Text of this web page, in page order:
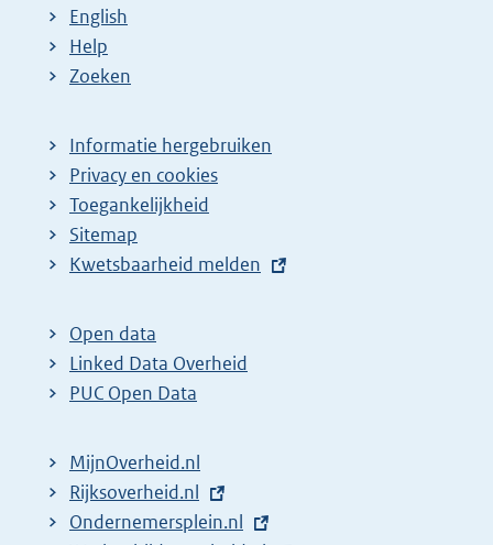
English
Help
Zoeken
Informatie hergebruiken
Privacy en cookies
Toegankelijkheid
Sitemap
E
t
e
r
l
i
n
Kwetsbaarheid melden
Open data
Linked Data Overheid
PUC Open Data
MijnOverheid.nl
E
x
Rijksoverheid.nl
E
Ondernemersplein.nl